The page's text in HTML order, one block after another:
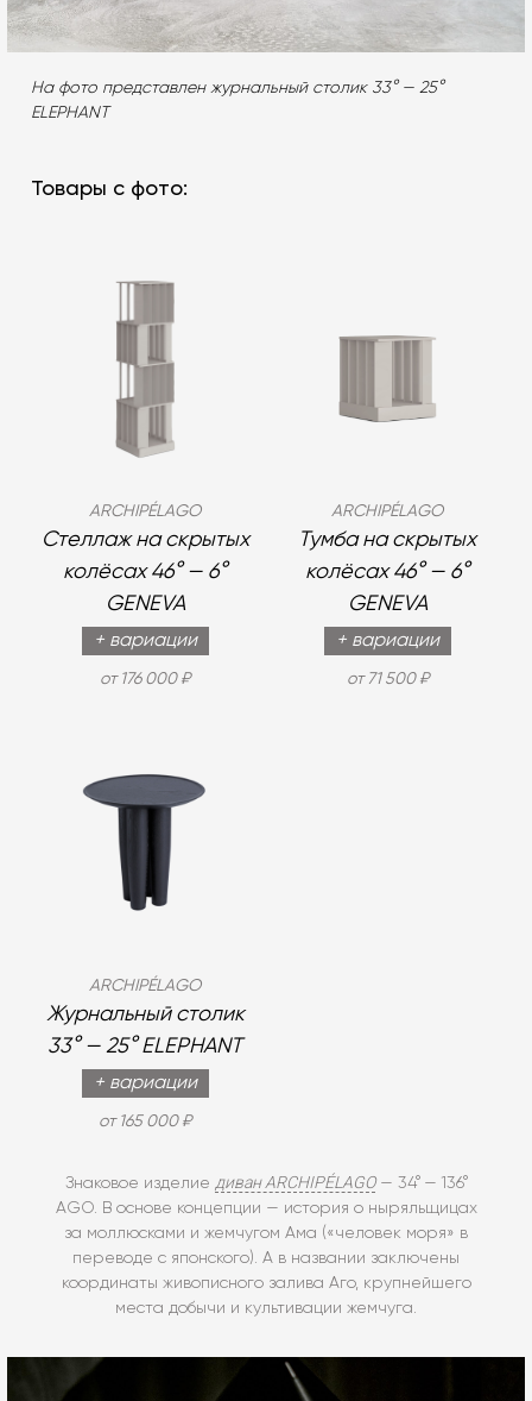
На фото представлен журнальный столик 33° — 25°
ELEPHANT
Товары с фото:
ARCHIPÉLAGO
Стеллаж на скрытых
колёсах 46° — 6°
GENEVA
+ вариации
от 176 000 ₽
ARCHIPÉLAGO
Тумба на скрытых
колёсах 46° — 6°
GENEVA
+ вариации
от 71 500 ₽
ARCHIPÉLAGO
Журнальный столик
33° — 25° ELEPHANT
+ вариации
от 165 000 ₽
Знаковое изделие диван ARCHIPÉLAGO— 34° — 136°
AGO. В основе концепции — история о ныряльщицах
за моллюсками и жемчугом Ама («человек моря» в
переводе с японского). А в названии заключены
координаты живописного залива Аго, крупнейшего
места добычи и культивации жемчуга.